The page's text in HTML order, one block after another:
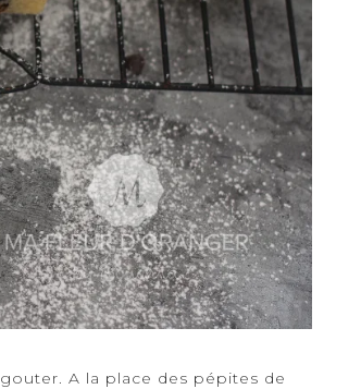
A la place des pépites de